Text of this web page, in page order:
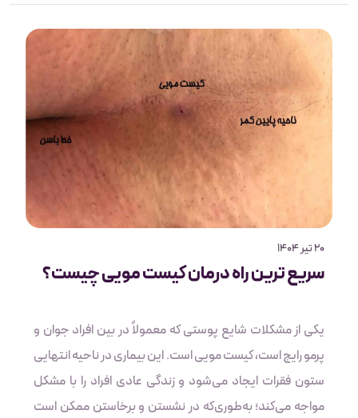
و با‌تجربه است؛ چرا که مهارت پزشک تأثیر زیادی در کاهش درد،
جلوگیری از عود
20 تیر 1404
سریع ترین راه درمان کیست مویی چیست؟
یکی از مشکلات شایع پوستی که معمولاً در بین افراد جوان و
پرمو رایج است، کیست مویی است. این بیماری در ناحیه انتهایی
ستون فقرات ایجاد می‌شود و زندگی عادی افراد را با مشکل
مواجه می‌کند؛ به‌طوری‌که در نشستن و برخاستن ممکن است